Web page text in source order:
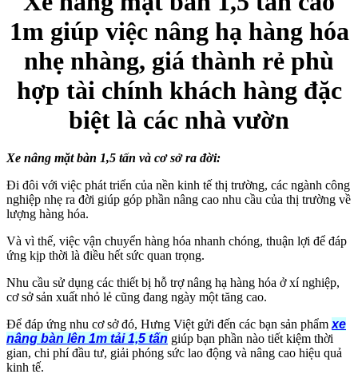
1m giúp việc nâng hạ hàng hóa
nhẹ nhàng, giá thành rẻ phù
hợp tài chính khách hàng đặc
biệt là các nhà vườn
Xe nâng mặt bàn 1,5 tấn và cơ sở ra đời:
Đi đôi với việc phát triển của nền kinh tế thị trường, các ngành công
nghiệp nhẹ ra đời giúp góp phần nâng cao nhu cầu của thị trường về
lượng hàng hóa.
Và vì thế, việc vận chuyển hàng hóa nhanh chóng, thuận lợi để đáp
ứng kịp thời là điều hết sức quan trọng.
Nhu cầu sử dụng các thiết bị hỗ trợ nâng hạ hàng hóa ở xí nghiệp,
cơ sở sản xuất nhỏ lẻ cũng đang ngày một tăng cao.
Để đáp ứng nhu cơ sở đó, Hưng Việt gửi đến các bạn sản phẩm xe
nâng bàn lên 1m tải 1,5 tấn giúp bạn phần nào tiết kiệm thời
gian, chi phí đầu tư, giải phóng sức lao động và nâng cao hiệu quả
kinh tế.